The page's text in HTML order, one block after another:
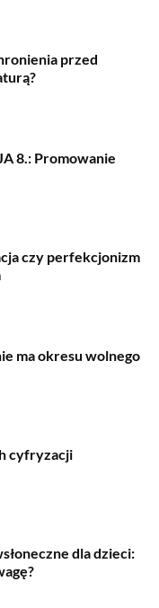
przed
8.: Promowanie
czy perfekcjonizm
ma okresu wolnego
cyfryzacji
dla dzieci: